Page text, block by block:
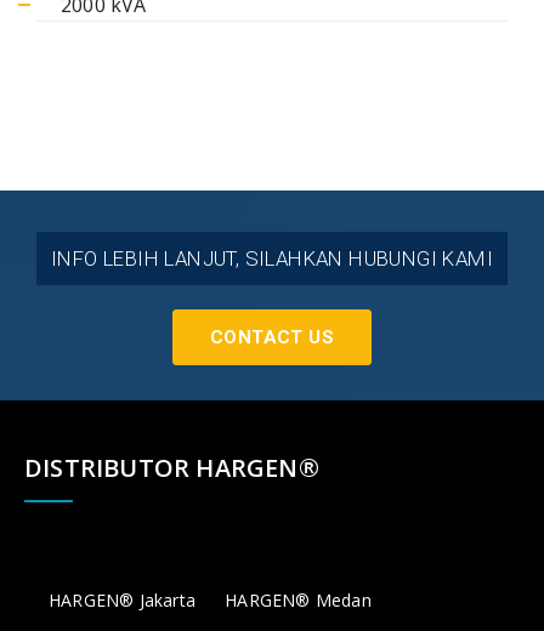
INFO LEBIH LANJUT, SILAHKAN HUBUNGI KAMI
CONTACT US
DISTRIBUTOR HARGEN®
HARGEN® Jakarta HARGEN® Medan